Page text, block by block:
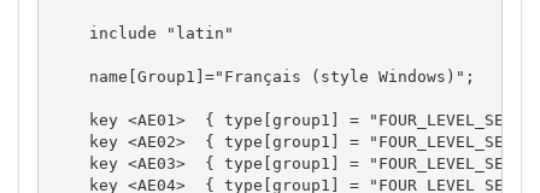
    include "latin"
    name[Group1]="Français (style Windows)";
    key <AE01>	{ type[group1] = "FOUR_LEVEL_SEMIALPHABETIC", [ ampersand,          1,  onesuperior,   exclamdown ]	};
    key <AE02>	{ type[group1] = "FOUR_LEVEL_SEMIALPHABETIC", [    eacute,          2,   asciitilde,    oneeighth ]	};
    key <AE03>	{ type[group1] = "FOUR_LEVEL_SEMIALPHABETIC", [  quotedbl,          3,   numbersign,     sterling ]	};
    key <AE04>	{ type[group1] = "FOUR_LEVEL_SEMIALPHABETIC", [apostrophe,          4,    braceleft,       dollar ]	};